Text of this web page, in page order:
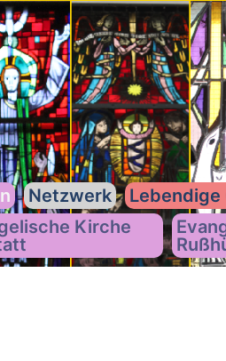
Kirche
Netzwerk Lebendige